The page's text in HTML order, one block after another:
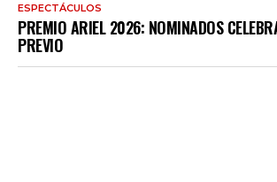
ESPECTÁCULOS
PREMIO ARIEL 2026: NOMINADOS
PREVIO